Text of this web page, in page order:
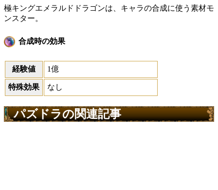
極キングエメラルドドラゴンは、キャラの合成に使う素材モ
ンスター。
合成時の効果
経験値 1億
特殊効果 なし
パズドラの関連記事